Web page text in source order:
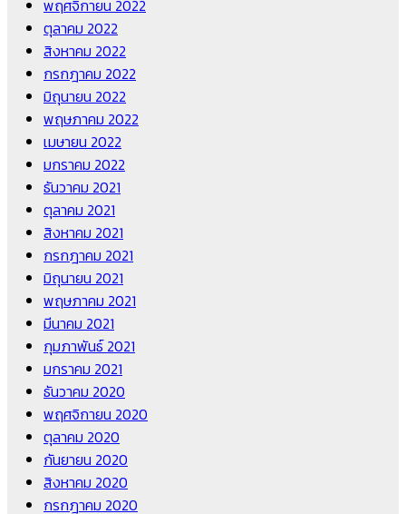
พฤศจิกายน 2022
ตุลาคม 2022
สิงหาคม 2022
กรกฎาคม 2022
มิถุนายน 2022
พฤษภาคม 2022
เมษายน 2022
มกราคม 2022
ธันวาคม 2021
ตุลาคม 2021
สิงหาคม 2021
กรกฎาคม 2021
มิถุนายน 2021
พฤษภาคม 2021
มีนาคม 2021
กุมภาพันธ์ 2021
มกราคม 2021
ธันวาคม 2020
พฤศจิกายน 2020
ตุลาคม 2020
กันยายน 2020
สิงหาคม 2020
กรกฎาคม 2020